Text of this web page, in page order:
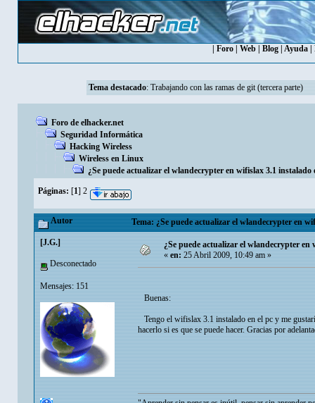
Foro| Web| Blog| Ayuda|
Tema destacado: Trabajando con las ramas de git (tercera parte)
Foro de elhacker.net
Seguridad Informática
Hacking Wireless
Wireless en Linux
¿Se puede actualizar el wlandecrypter en wifislax 3.1 instalado
Páginas: [1] 2
Autor Tema: ¿Se puede actualizar el wlandecrypter en
[J.G.]
Desconectado
Mensajes: 151
¿Se puede actualizar el wlandecrypter en
«en:25 Abril 2009, 10:49 am »
Buenas:
Tengo el wifislax 3.1 instalado en el pc y me
hacerlo si es que se puede hacer. Gracias por